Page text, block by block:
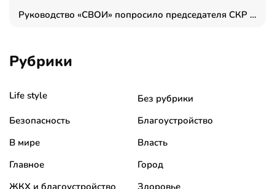
Руководство «СВОИ» попросило председателя СКР дать правовую оценку обысков в тыловом штабе
Рубрики
Life style
Без рубрики
Безопасность
Благоустройство
В мире
Власть
Главное
Город
ЖКХ и благоустройство
Здоровье